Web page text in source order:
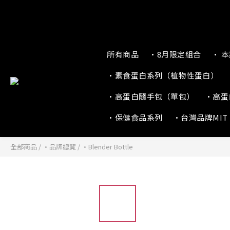
所有商品 •8月限定組合
•
•素食蛋白系列（植物性蛋白）
•高蛋白隨手包（單包）
•高
•保健食品系列
•台灣品牌MIT
全部商品 / •品牌總覽 / •Blender Bottle